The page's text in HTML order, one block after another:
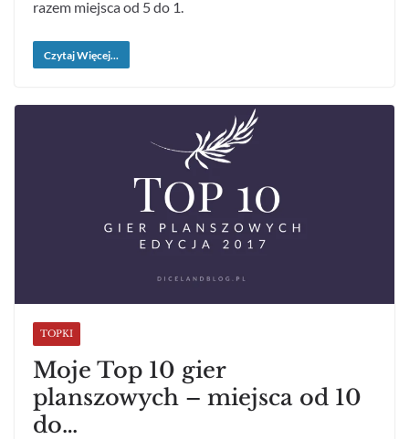
razem miejsca od 5 do 1.
Czytaj Więcej...
TOPKI
Moje Top 10 gier
planszowych – miejsca od 10
do…